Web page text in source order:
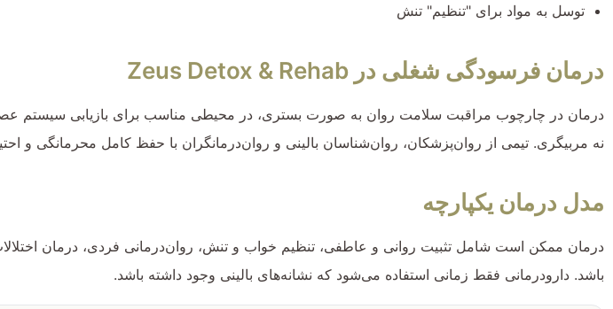
توسل به مواد برای "تنظیم" تنش
درمان فرسودگی شغلی در Zeus Detox & Rehab
درمان در چارچوب مراقبت سلامت روان به صورت بستری، در محیطی مناسب برای بازیابی سیستم
نه مربیگری. تیمی از روان‌پزشکان، روان‌شناسان بالینی و روان‌درمانگران با حفظ کامل محرمانگی و
مدل درمان یکپارچه
درمان ممکن است شامل تثبیت روانی و عاطفی، تنظیم خواب و تنش، روان‌درمانی فردی، درمان
باشد. دارودرمانی فقط زمانی استفاده می‌شود که نشانه‌های بالینی وجود داشته باشد.